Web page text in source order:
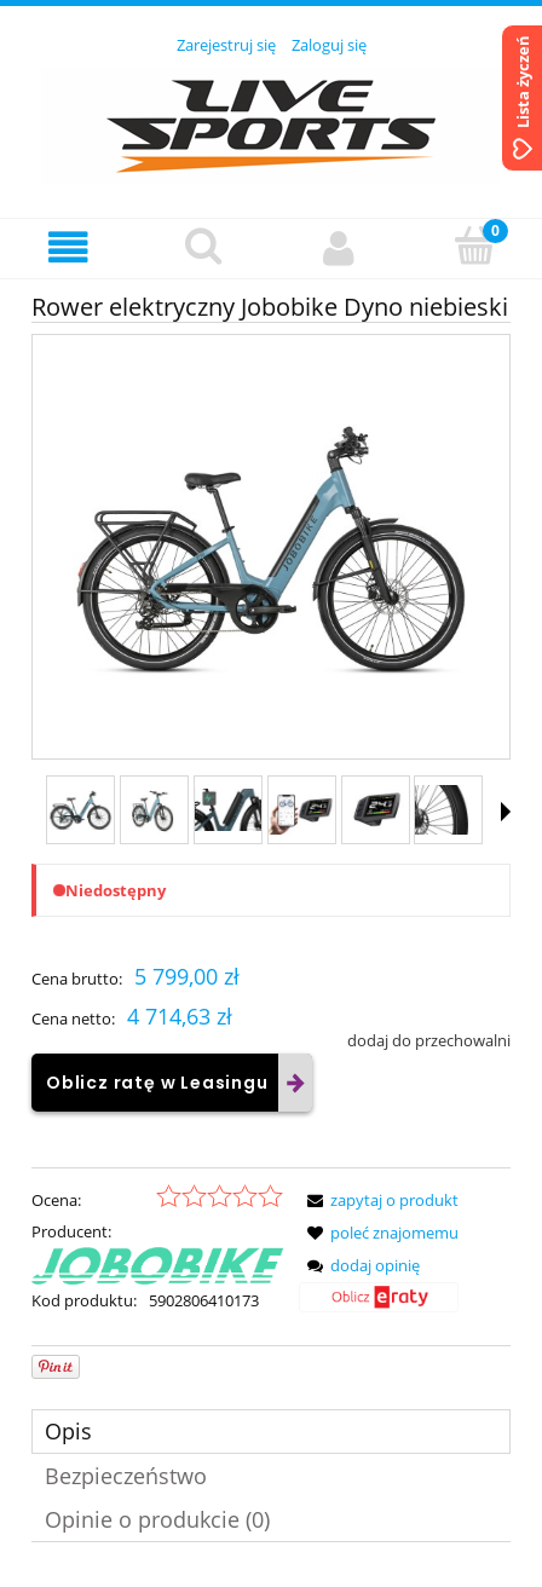
Zarejestruj się Zaloguj się
Rower elektryczny Jobobike Dyno niebieski
Niedostępny
Cena brutto: 5 799,00 zł
Cena netto: 4 714,63 zł
dodaj do przechowalni
Oblicz ratę w Leasingu
Ocena:
Producent:
Kod produktu: 5902806410173
zapytaj o produkt
poleć znajomemu
dodaj opinię
Opis
Bezpieczeństwo
Opinie o produkcie (0)
Lista życzeń